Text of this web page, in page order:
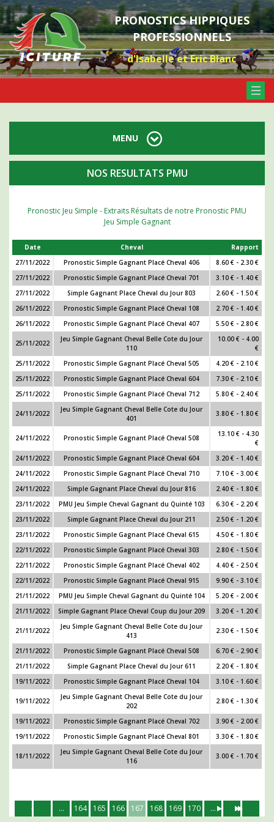
PRONOSTICS HIPPIQUES
PROFESSIONNELS
d'Isabelle et Eric Blanc
NOS RESULTATS PMU
Pronostic Jeu Simple - Extraits Résultats de notre Pronostic PMU
Jeu Simple Gagnant
Date Cheval
Rapport
27/11/2022
Pronostic Simple Gagnant Placé Cheval 406
8.60 € - 2.30 €
27/11/2022
Pronostic Simple Gagnant Placé Cheval 701
3.10 € - 1.40 €
27/11/2022
Simple Gagnant Place Cheval du Jour 803
2.60 € - 1.50 €
26/11/2022
Pronostic Simple Gagnant Placé Cheval 108
2.70 € - 1.40 €
26/11/2022
Pronostic Simple Gagnant Placé Cheval 407 5.50 € - 2.80 €
25/11/2022
Jeu Simple Gagnant Cheval Belle Cote du Jour
110
10.00 € - 4.00
€
25/11/2022
Pronostic Simple Gagnant Placé Cheval 505
4.20 € - 2.10 €
25/11/2022
Pronostic Simple Gagnant Placé Cheval 604
7.30 € - 2.10 €
25/11/2022
Pronostic Simple Gagnant Placé Cheval 712 5.80 € - 2.40 €
24/11/2022
Jeu Simple Gagnant Cheval Belle Cote du Jour
401
3.80 € - 1.80 €
24/11/2022 Pronostic Simple Gagnant Placé Cheval 508
13.10 € - 4.30
€
24/11/2022
Pronostic Simple Gagnant Placé Cheval 604
3.20 € - 1.40 €
24/11/2022
Pronostic Simple Gagnant Placé Cheval 710
7.10 € - 3.00 €
24/11/2022
Simple Gagnant Place Cheval du Jour 816
2.40 € - 1.80 €
23/11/2022
PMU Jeu Simple Cheval Gagnant du Quinté 103
6.30 € - 2.20 €
23/11/2022
Simple Gagnant Place Cheval du Jour 211
2.50 € - 1.20 €
23/11/2022
Pronostic Simple Gagnant Placé Cheval 615
4.50 € - 1.80 €
22/11/2022
Pronostic Simple Gagnant Placé Cheval 303
2.80 € - 1.50 €
22/11/2022
Pronostic Simple Gagnant Placé Cheval 402
4.40 € - 2.50 €
22/11/2022
Pronostic Simple Gagnant Placé Cheval 915
9.90 € - 3.10 €
21/11/2022
PMU Jeu Simple Cheval Gagnant du Quinté 104
5.20 € - 2.00 €
21/11/2022
Simple Gagnant Place Cheval Coup du Jour 209 3.20 € - 1.20 €
21/11/2022
Jeu Simple Gagnant Cheval Belle Cote du Jour
413
2.30 € - 1.50 €
21/11/2022 Pronostic Simple Gagnant Placé Cheval 508
6.70 € - 2.90 €
21/11/2022
Simple Gagnant Place Cheval du Jour 611
2.20 € - 1.80 €
19/11/2022
Pronostic Simple Gagnant Placé Cheval 104 3.10 € - 1.60 €
19/11/2022
Jeu Simple Gagnant Cheval Belle Cote du Jour
202
2.80 € - 1.30 €
19/11/2022 Pronostic Simple Gagnant Placé Cheval 702
3.90 € - 2.00 €
19/11/2022
Pronostic Simple Gagnant Placé Cheval 801 3.30 € - 1.80 €
18/11/2022
Jeu Simple Gagnant Cheval Belle Cote du Jour
116
3.00 € - 1.70 €
... 164 165 166 167 168 169 170 ...
MENU